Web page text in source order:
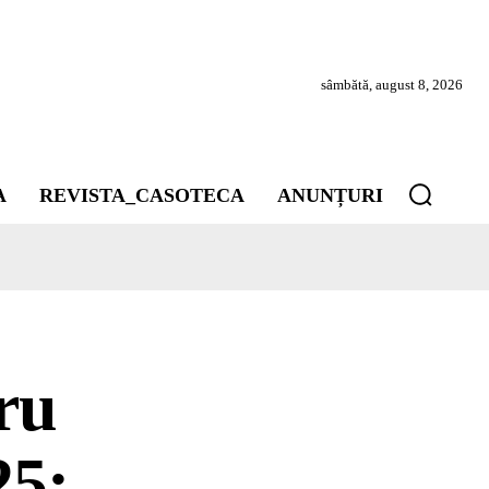
sâmbătă, august 8, 2026
REVISTA_CASOTECA ANUNȚURI